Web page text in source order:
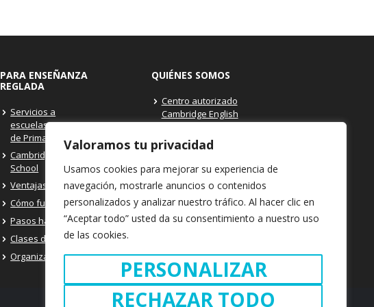
Valoramos tu privacidad
Usamos cookies para mejorar su experiencia de
navegación, mostrarle anuncios o contenidos
personalizados y analizar nuestro tráfico. Al hacer clic en
“Aceptar todo” usted da su consentimiento a nuestro uso
de las cookies.
PERSONALIZAR
RECHAZAR TODO
PARA ENSEÑANZA
REGLADA
Servicios a
escuelas/institutos Centros
de Primaria y Secundaria
Cambridge Exams at Your
School
Ventajas del Programa
Cómo funciona
Pasos hacia el examen
Clases de preparación
Organizar tu convocatoria
QUIÉNES SOMOS
Centro autorizado
Cambridge English
Dónde estamos: Granollers
Contacto Cambridge School